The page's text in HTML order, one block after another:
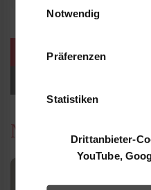
YouTube, Google
Daten zusammen,
haben oder die sie im
Notwendig
Präferenzen
Statistiken
Drittanbieter-
YouTube,
weitere Veranstaltungen /
News